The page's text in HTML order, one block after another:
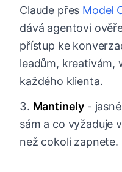
Claude přes Model
dává agentovi
přístup ke
leadům,
každého klienta.
Mantinely -
sám a co vyžaduje
než cokoli zapnete.